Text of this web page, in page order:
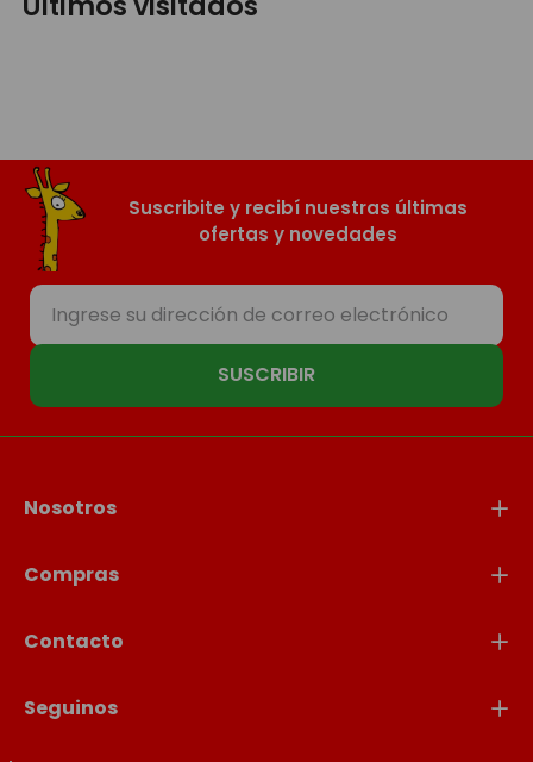
Suscribite y recibí nuestras últimas
ofertas y novedades
SUSCRIBIR
Nosotros
Compras
Contacto
Seguinos